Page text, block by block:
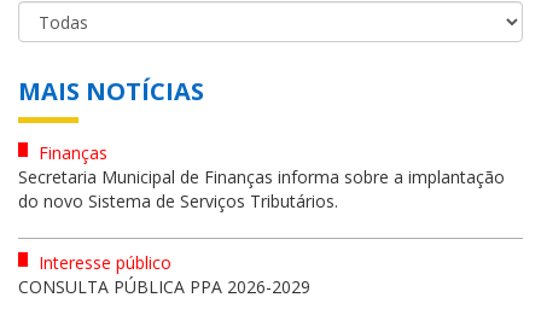
MAIS NOTÍCIAS
Finanças
Secretaria Municipal de Finanças informa sobre a implantação
do novo Sistema de Serviços Tributários.
Interesse público
CONSULTA PÚBLICA PPA 2026-2029